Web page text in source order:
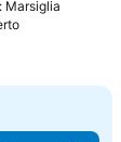
Marsiglia
Scopri i